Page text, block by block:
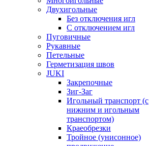
Двухигольные
Без отключения игл
С отключением игл
Пуговичные
Рукавные
Петельные
Герметизация швов
JUKI
Закрепочные
Зиг-Заг
Игольный транспорт (с
нижним и игольным
транспортом)
Краеобрезки
Тройное (унисонное)